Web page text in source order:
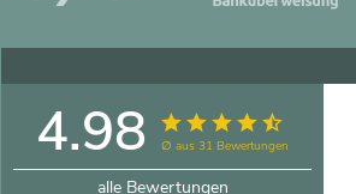
4.98∅ aus 31 Bewertungen
alle Bewertungen